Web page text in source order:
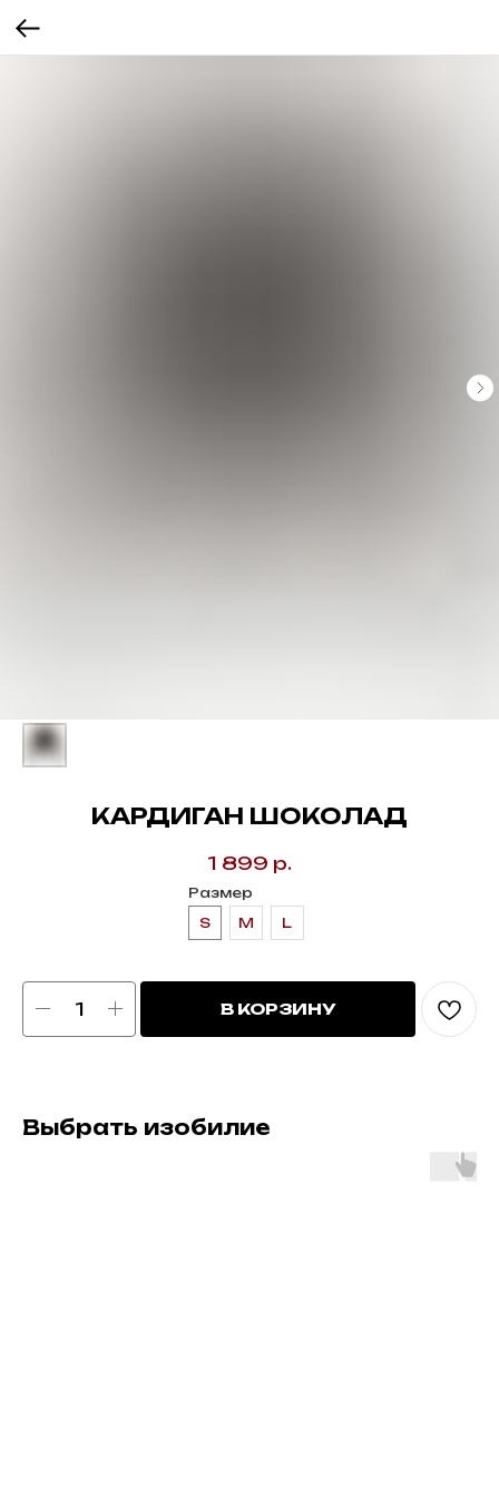
КАРДИГАН ШОКОЛАД
1 899 р.
Размер
S
M L
В КОРЗИНУ
Выбрать изобилие